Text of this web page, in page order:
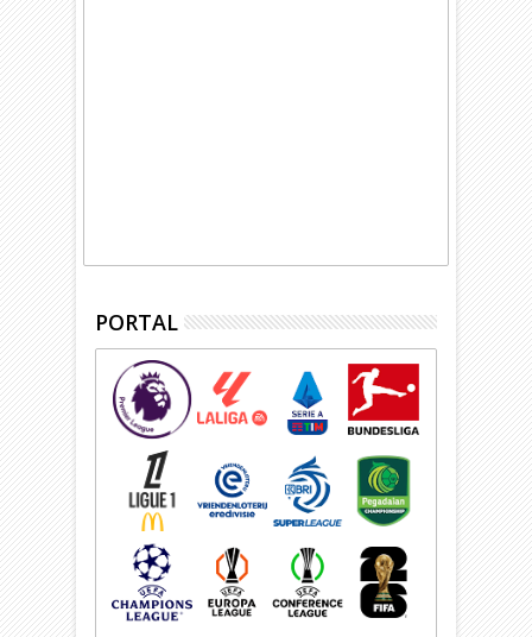
PORTAL